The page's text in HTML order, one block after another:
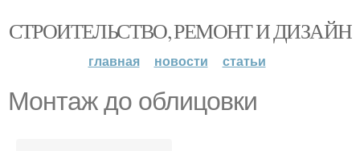
СТРОИТЕЛЬСТВО, РЕМОНТ И ДИЗАЙН
главная новости статьи
Монтаж до облицовки